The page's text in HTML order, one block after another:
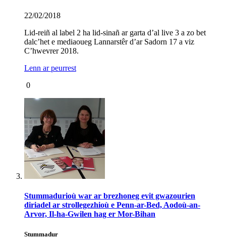
22/02/2018
Lid-reiñ al label 2 ha lid-sinañ ar garta d’al live 3 a zo bet
dalc’het e mediaoueg Lannarstêr d’ar Sadorn 17 a viz
C’hwevrer 2018.
Lenn ar peurrest
0
Stummadurioù war ar brezhoneg evit gwazourien
diriadel ar strollegezhioù e Penn-ar-Bed, Aodoù-an-
Arvor, Il-ha-Gwilen hag er Mor-Bihan
Stummadur